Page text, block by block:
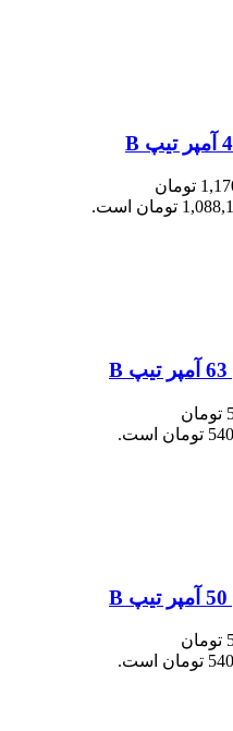
قیمت اصلی 1,170,000 تومان
قیمت اصلی 581,600 تومان
قیمت اصلی 581,600 تومان